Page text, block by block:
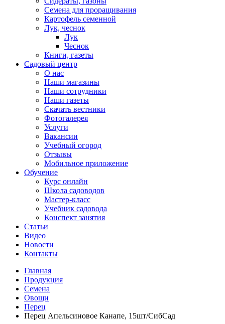
Семена для проращивания
Картофель семенной
Лук, чеснок
Лук
Чеснок
Книги, газеты
Садовый центр
О нас
Наши магазины
Наши сотрудники
Наши газеты
Скачать вестники
Фотогалерея
Услуги
Вакансии
Учебный огород
Отзывы
Мобильное приложение
Обучение
Курс онлайн
Школа садоводов
Мастер-класс
Учебник садовода
Конспект занятия
Статьи
Видео
Новости
Контакты
Главная
Продукция
Семена
Овощи
Перец
Перец Апельсиновое Канапе, 15шт/СибСад